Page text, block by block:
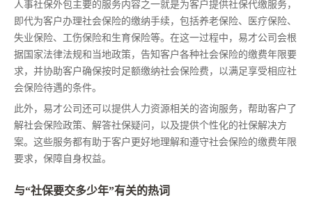
人事社保外包主要的服务内容之一就是为客户提供社保代缴服务，
即代为客户办理社会保险的缴纳手续，包括养老保险、医疗保险、
失业保险、工伤保险和生育保险等。在这一过程中，易才公司会根
据国家法律法规和当地政策，告知客户各种社会保险的缴费年限要
求，并协助客户确保按时足额缴纳社会保险费，以满足享受相应社
会保险待遇的条件。
此外，易才公司还可以提供人力资源相关的咨询服务，帮助客户了
解社会保险政策、解答社保疑问，以及提供个性化的社保解决方
案。这些服务都有助于客户更好地理解和遵守社会保险的缴费年限
要求，保障自身权益。
与“社保要交多少年”有关的热词